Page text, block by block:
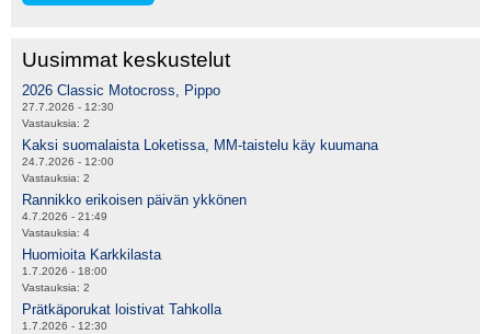
Uusimmat keskustelut
2026 Classic Motocross, Pippo
27.7.2026 - 12:30
Vastauksia: 2
Kaksi suomalaista Loketissa, MM-taistelu käy kuumana
24.7.2026 - 12:00
Vastauksia: 2
Rannikko erikoisen päivän ykkönen
4.7.2026 - 21:49
Vastauksia: 4
Huomioita Karkkilasta
1.7.2026 - 18:00
Vastauksia: 2
Prätkäporukat loistivat Tahkolla
1.7.2026 - 12:30